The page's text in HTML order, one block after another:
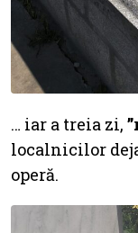
… iar a treia zi,
localnicilor
operă.